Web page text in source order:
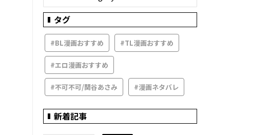
タグ
#BL漫画おすすめ #TL漫画おすすめ
#エロ漫画おすすめ
#不可不可/関谷あさみ #漫画ネタバレ
新着記事